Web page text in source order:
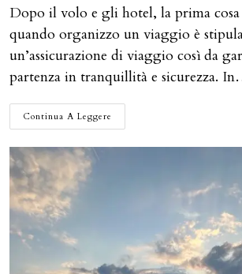
Dopo il volo e gli hotel, la prima cosa
quando organizzo un viaggio è
un’assicurazione di viaggio così da
partenza in tranquillità e sicurezza.
Continua A Leggere
VIAGGIO:
STIPULARLA,
HEYMONDO